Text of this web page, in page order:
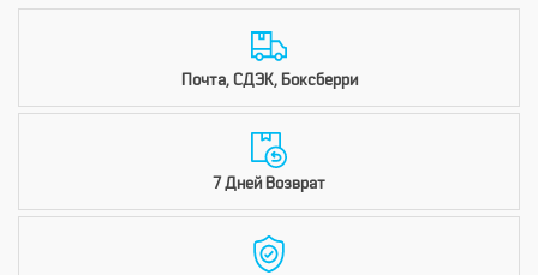
Почта, СДЭК, Боксберри
7 Дней Возврат